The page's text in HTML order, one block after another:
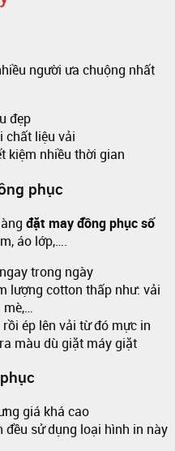
người ưa chuộng nhất
đẹp
chất liệu vải
kiệm nhiều thời gian
phục
đặt may đồng phục số
áo lớp,….
trong ngày
lượng cotton thấp như: vải
mè,…
ép lên vải từ đó mực in
màu dù giặt máy giặt
giá khá cao
đều sử dụng loại hình in này